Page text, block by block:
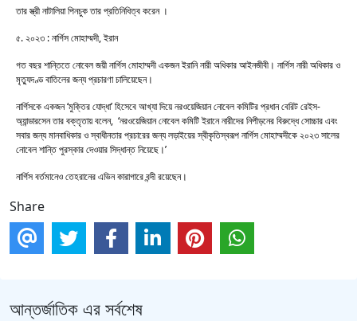
তার স্ত্রী নাটালিয়া পিনচুক তার প্রতিনিধিত্ব করেন ।
৫. ২০২৩ : নার্গিস মোহাম্মদী, ইরান
গত বছর শান্তিতে নোবেল জয়ী নার্গিস মোহাম্মদী একজন ইরানি নারী অধিকার আইনজীবী। নার্গিস নারী অধিকার ও
মৃত্যুদণ্ড বাতিলের জন্য প্রচারণা চালিয়েছেন।
নার্গিসকে একজন ‘মুক্তির যোদ্ধা’ হিসেবে আখ্যা দিয়ে নরওয়েজিয়ান নোবেল কমিটির প্রধান বেরিট রেইস-
অ্যান্ডারসেন তার বক্তৃতায় বলেন, ‘নরওয়েজিয়ান নোবেল কমিটি ইরানে নারীদের নিপীড়নের বিরুদ্ধে সোচ্চার এবং
সবার জন্য মানবাধিকার ও স্বাধীনতার প্রচারের জন্য লড়াইয়ের স্বীকৃতিস্বরূপ নার্গিস মোহাম্মদীকে ২০২৩ সালের
নোবেল শান্তি পুরস্কার দেওয়ার সিদ্ধান্ত নিয়েছে।’
নার্গিস বর্তমানেও তেহরানের এভিন কারাগারে বন্দী রয়েছেন।
Share
আন্তর্জাতিক এর সর্বশেষ